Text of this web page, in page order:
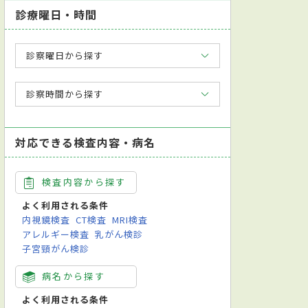
診療曜日・時間
診察曜日から探す
診察時間から探す
対応できる検査内容・病名
検査内容から探す
よく利用される条件
内視鏡検査 CT検査 MRI検査
アレルギー検査 乳がん検診
子宮頸がん検診
病名から探す
よく利用される条件